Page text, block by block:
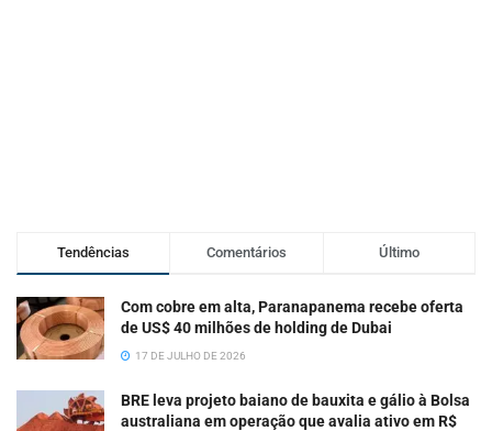
Tendências Comentários Último
Com cobre em alta, Paranapanema recebe oferta
de US$ 40 milhões de holding de Dubai
17 DE JULHO DE 2026
BRE leva projeto baiano de bauxita e gálio à Bolsa
australiana em operação que avalia ativo em R$